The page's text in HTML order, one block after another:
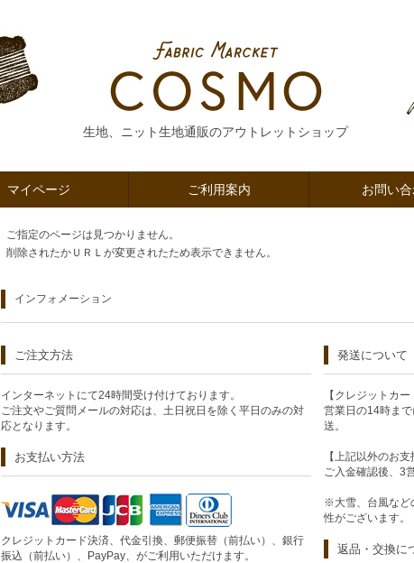
生地、ニット生地通販のアウトレットショップ
マイページ ご利用案内 お問い
ご指定のページは見つかりません。
削除されたかＵＲＬが変更されたため表示できません。
インフォメーション
ご注文方法
インターネットにて24時間受け付けております。
ご注文やご質問メールの対応は、土日祝日を除く平日のみの対
応となります。
お支払い方法
クレジットカード決済、代金引換、郵便振替（前払い）、銀行
振込（前払い）、PayPay、がご利用いただけます。
発送について
【クレジットカ
営業日の14時ま
送。
【上記以外のお支
ご入金確認後、3
※大雪、台風など
性がございます。
返品・交換に